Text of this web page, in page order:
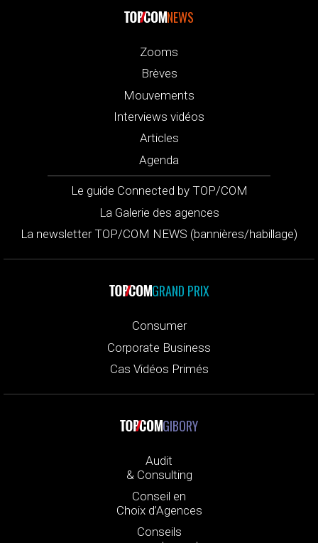
NEWS
Zooms
Brèves
Mouvements
Interviews vidéos
Articles
Agenda
Le guide Connected by TOP/COM
La Galerie des agences
La newsletter TOP/COM NEWS (bannières/habillage)
GRAND PRIX
Consumer
Corporate Business
Cas Vidéos Primés
GIBORY
Audit
& Consulting
Conseil en
Choix d’Agences
Conseils